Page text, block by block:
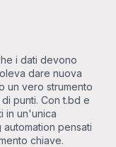
i dati devono
dare nuova
un vero strumento
punti. Con t.bd e
in un'unica
pensati
chiave.